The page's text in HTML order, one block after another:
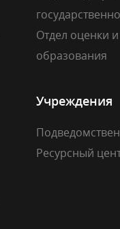
Отдел оценки
образования
Учреждения
Ресурсный